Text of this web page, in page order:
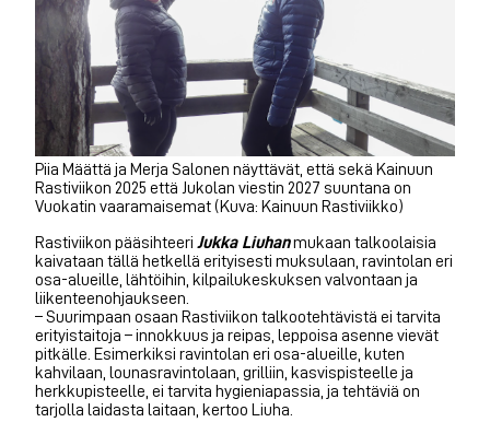
Piia Määttä ja Merja Salonen näyttävät, että sekä Kainuun
Rastiviikon 2025 että Jukolan viestin 2027 suuntana on
Vuokatin vaaramaisemat (Kuva: Kainuun Rastiviikko)
Rastiviikon pääsihteeri Jukka Liuhanmukaan talkoolaisia
kaivataan tällä hetkellä erityisesti muksulaan, ravintolan eri
osa-alueille, lähtöihin, kilpailukeskuksen valvontaan ja
liikenteenohjaukseen.
– Suurimpaan osaan Rastiviikon talkootehtävistä ei tarvita
erityistaitoja – innokkuus ja reipas, leppoisa asenne vievät
pitkälle. Esimerkiksi ravintolan eri osa-alueille, kuten
kahvilaan, lounasravintolaan, grilliin, kasvispisteelle ja
herkkupisteelle, ei tarvita hygieniapassia, ja tehtäviä on
tarjolla laidasta laitaan, kertoo Liuha.